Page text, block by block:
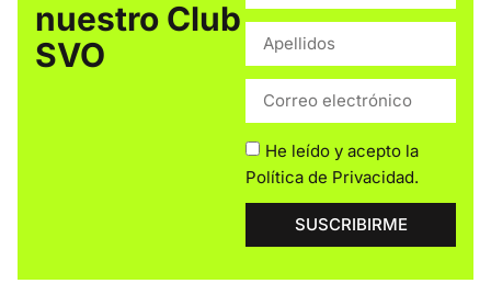
nuestro Club
SVO
He leído y acepto la
Política de Privacidad.
SUSCRIBIRME